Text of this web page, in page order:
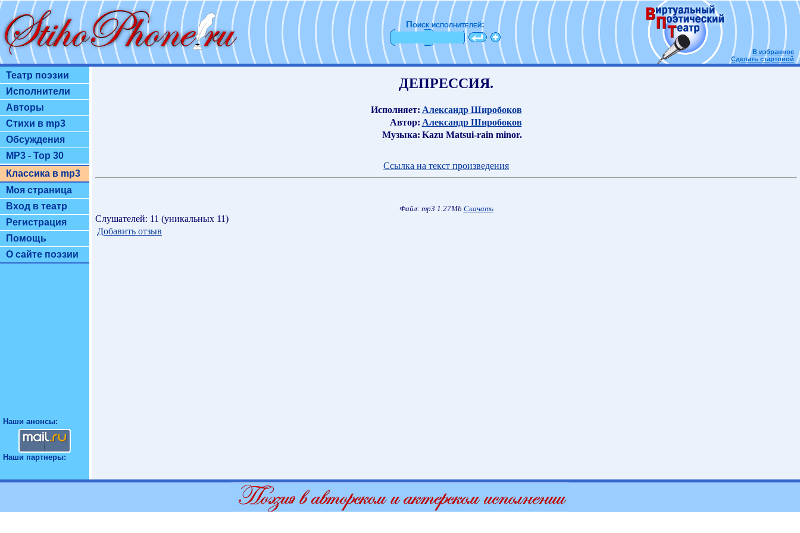
Поиск исполнителей:
В избранное
Сделать стартовой
Театр поэзии
Исполнители
Авторы
Стихи в mp3
Обсуждения
MP3 - Top 30
Классика в mp3
Моя страница
Вход в театр
Регистрация
Помощь
О сайте поэзии
Наши анонсы:
Наши партнеры:
ДЕПРЕССИЯ.
Исполняет: Александр Широбоков
Автор: Александр Широбоков
Музыка: Kazu Matsui-rain minor.
Ссылка на текст произведения
Файл: mp3 1.27Mb Скачать
Слушателей: 11 (уникальных 11)
Добавить отзыв